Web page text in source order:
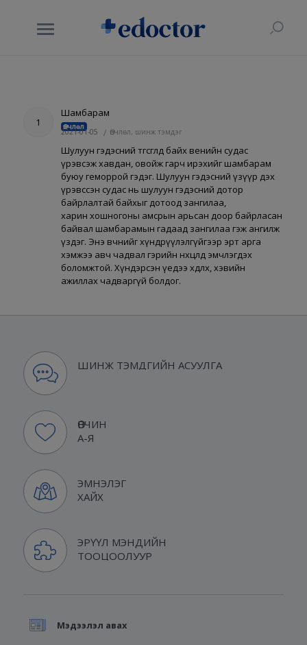
1
Шамбарам
Өвчлөл
2021-01-05 / Өвчлөл, шинж тэмдэг
Шулуун гэдэсний төгөсгөлд байх венийн судас
үрэвсэж хавдан, овойж гарч ирэхийг шамбарам
буюу геморрой гэдэг. Шулуун гэдэсний үзүүр дэх
үрэвссэн судас нь шулуун гэдэсний дотор
байрлалтай байхыг дотоод зангилаа,
харин хошногоны амсрын арьсан доор байрласан
байвал шамбарамын гадаад зангилаа гэж ангилж
үздэг. Энэ өвчнийг хүндрүүлэлгүйгээр эрт арга
хэмжээ авч чадвал гэрийн нөхцөлд эмчлэгдэх
боломжтой. Хүндэрсэн үедээ хөдлөх, хэвийн
ажиллах чадваргүй болдог.
ШИНЖ ТЭМДГИЙН АСУУЛГА
ӨВЧИН
А-Я
ЭМНЭЛЭГ
ХАЙХ
ЭРҮҮЛ МЭНДИЙН
ТООЦООЛУУР
Мэдээлэл авах